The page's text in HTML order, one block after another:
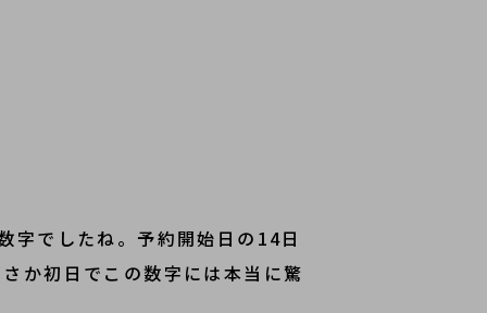
字でしたね。予約開始日の14日
か初日でこの数字には本当に驚